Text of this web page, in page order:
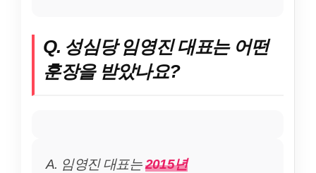
Q. 성심당 임영진 대표는 어떤
훈장을 받았나요?
A. 임영진 대표는2015년